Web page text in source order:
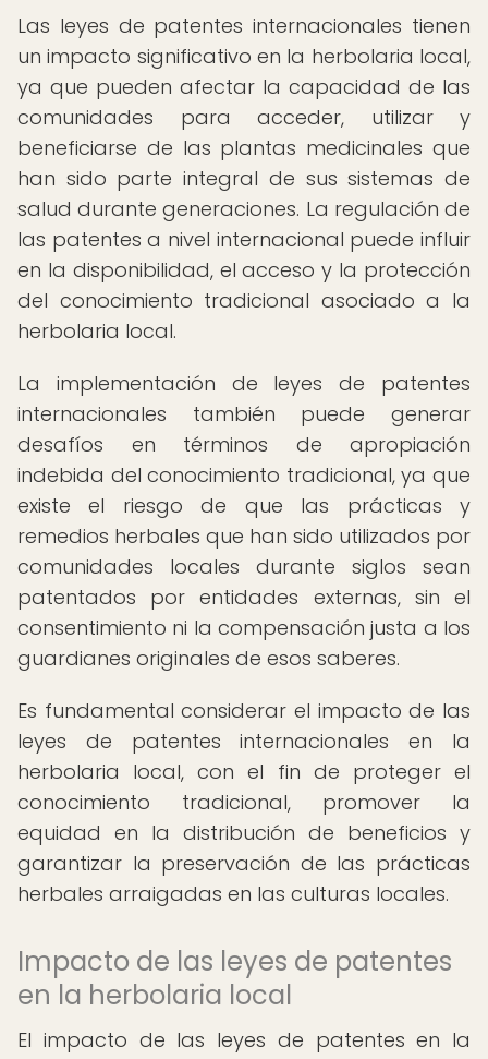
Las leyes de patentes internacionales tienen
un impacto significativo en la herbolaria local,
ya que pueden afectar la capacidad de las
comunidades para acceder, utilizar y
beneficiarse de las plantas medicinales que
han sido parte integral de sus sistemas de
salud durante generaciones. La regulación de
las patentes a nivel internacional puede influir
en la disponibilidad, el acceso y la protección
del conocimiento tradicional asociado a la
herbolaria local.
La implementación de leyes de patentes
internacionales también puede generar
desafíos en términos de apropiación
indebida del conocimiento tradicional, ya que
existe el riesgo de que las prácticas y
remedios herbales que han sido utilizados por
comunidades locales durante siglos sean
patentados por entidades externas, sin el
consentimiento ni la compensación justa a los
guardianes originales de esos saberes.
Es fundamental considerar el impacto de las
leyes de patentes internacionales en la
herbolaria local, con el fin de proteger el
conocimiento tradicional, promover la
equidad en la distribución de beneficios y
garantizar la preservación de las prácticas
herbales arraigadas en las culturas locales.
Impacto de las leyes de patentes
en la herbolaria local
El impacto de las leyes de patentes en la